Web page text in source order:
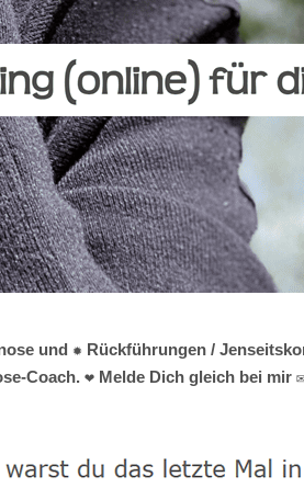
und ✹ Rückführungen /
Coach. ❤ Melde Dich gleich bei mir